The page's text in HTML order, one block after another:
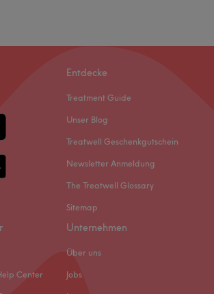
Entdecke
Treatment Guide
Unser Blog
Treatwell Geschenkgutschein
Newsletter Anmeldung
The Treatwell Glossary
Sitemap
Center
Unternehmen
Über uns
Jobs